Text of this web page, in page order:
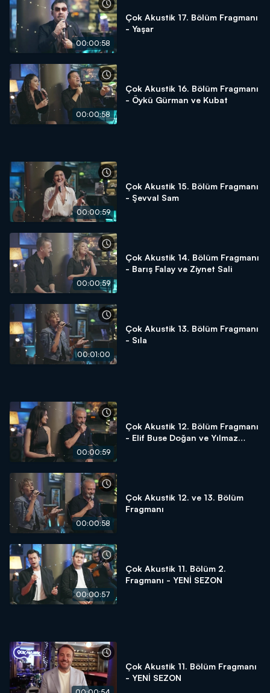
00:00:58
Çok Akustik 17. Bölüm Fragmanı
- Yaşar
00:00:58
Çok Akustik 16. Bölüm Fragmanı
- Öykü Gürman ve Kubat
00:00:59
Çok Akustik 15. Bölüm Fragmanı
- Şevval Sam
00:00:59
Çok Akustik 14. Bölüm Fragmanı
- Barış Falay ve Ziynet Sali
00:01:00
Çok Akustik 13. Bölüm Fragmanı
- Sıla
00:00:59
Çok Akustik 12. Bölüm Fragmanı
- Elif Buse Doğan ve Yılmaz
00:00:58
Çok Akustik 12. ve 13. Bölüm
Fragmanı
00:00:57
Çok Akustik 11. Bölüm 2.
Fragmanı - YENİ SEZON
Çok Akustik 11. Bölüm Fragmanı
- YENİ SEZON